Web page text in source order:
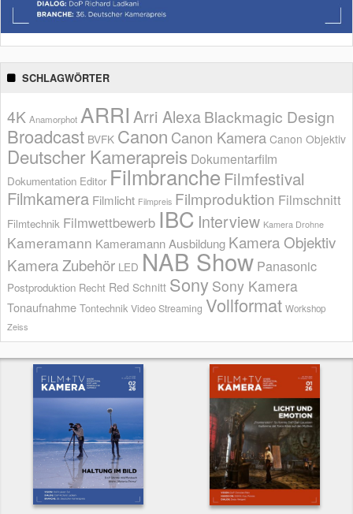
SCHLAGWÖRTER
4K Anamorphot ARRI Arri AlexaBlackmagic Design
Broadcast BVFK Canon Canon Kamera Canon Objektiv
Deutscher Kamerapreis Dokumentarfilm
Dokumentation Editor Filmbranche Filmfestival
Filmkamera Filmlicht Filmpreis Filmproduktion Filmschnitt
Filmtechnik Filmwettbewerb IBC Interview Kamera Drohne
Kameramann Kameramann Ausbildung Kamera Objektiv
Kamera Zubehör LED NAB Show Panasonic
Postproduktion Recht Red Schnitt Sony Sony Kamera
Tonaufnahme Tontechnik Video Streaming Vollformat Workshop
Zeiss